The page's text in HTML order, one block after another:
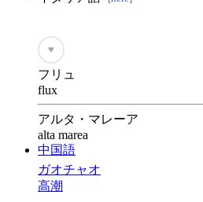
♥
フリュ
flux
アルタ・マレーア
alta marea
中国語
ガオチャオ
高潮